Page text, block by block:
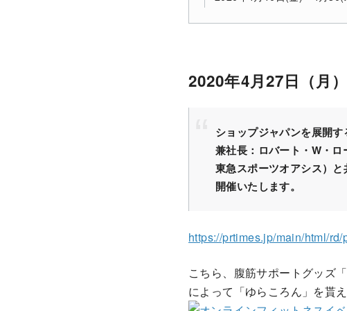
2020年4月27日（月
ショップジャパンを展開
兼社長：ロバート・W・ロ
東急スポーツオアシス）
開催いたします。
https://prtimes.jp/main/html/
こちら、腹筋サポートグッズ
によって「ゆらころん」を貰